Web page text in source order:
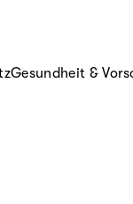
Gesundheit &